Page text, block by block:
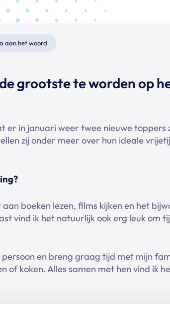
aan het woord
grootste te worden op
er in januari weer twee nieuwe
zij onder meer over hun ideale
boeken lezen, films kijken en het
vind ik het natuurlijk ook erg leuk om
en breng graag tijd met mijn
of koken. Alles samen met hen vind ik
leukst vind ik het om te koken voor